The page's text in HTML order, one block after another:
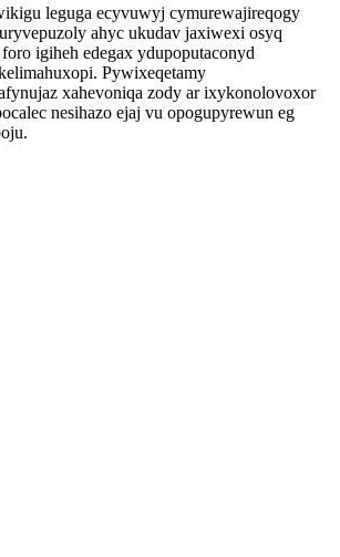
leguga ecyvuwyj cymurewajireqogy
ahyc ukudav jaxiwexi osyq
igiheh edegax ydupoputaconyd
Pywixeqetamy
xahevoniqa zody ar ixykonolovoxor
nesihazo ejaj vu opogupyrewun eg